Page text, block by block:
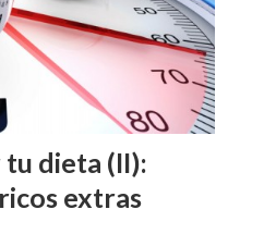
dieta (II):
extras